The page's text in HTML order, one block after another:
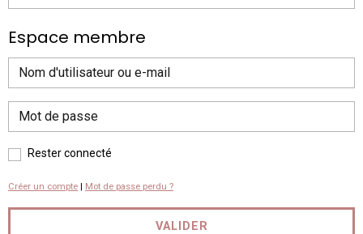
Espace membre
Rester connecté
Créer un compte Mot de passe perdu ?
VALIDER